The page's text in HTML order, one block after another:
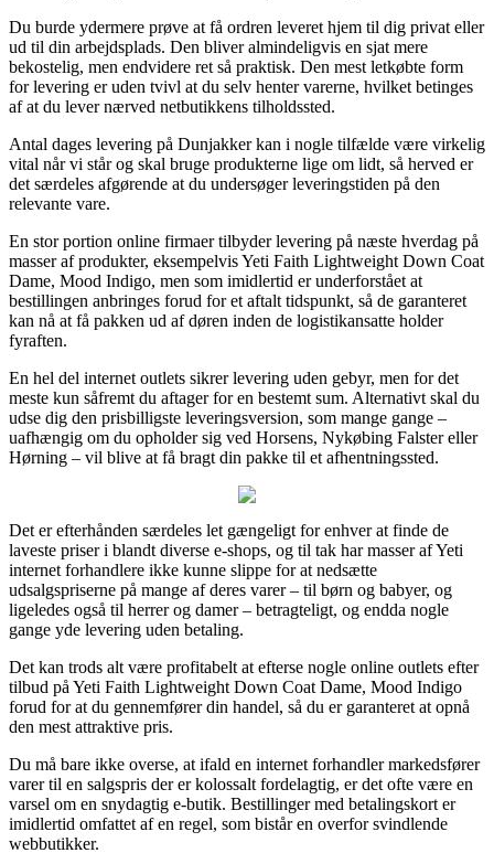
Du burde ydermere prøve at få ordren leveret hjem til dig privat eller
ud til din arbejdsplads. Den bliver almindeligvis en sjat mere
bekostelig, men endvidere ret så praktisk. Den mest letkøbte form
for levering er uden tvivl at du selv henter varerne, hvilket betinges
af at du lever nærved netbutikkens tilholdssted.
Antal dages levering på Dunjakker kan i nogle tilfælde være virkelig
vital når vi står og skal bruge produkterne lige om lidt, så herved er
det særdeles afgørende at du undersøger leveringstiden på den
relevante vare.
En stor portion online firmaer tilbyder levering på næste hverdag på
masser af produkter, eksempelvis Yeti Faith Lightweight Down Coat
Dame, Mood Indigo, men som imidlertid er underforstået at
bestillingen anbringes forud for et aftalt tidspunkt, så de garanteret
kan nå at få pakken ud af døren inden de logistikansatte holder
fyraften.
En hel del internet outlets sikrer levering uden gebyr, men for det
meste kun såfremt du aftager for en bestemt sum. Alternativt skal du
udse dig den prisbilligste leveringsversion, som mange gange –
uafhængig om du opholder sig ved Horsens, Nykøbing Falster eller
Hørning – vil blive at få bragt din pakke til et afhentningssted.
Det er efterhånden særdeles let gængeligt for enhver at finde de
laveste priser i blandt diverse e-shops, og til tak har masser af Yeti
internet forhandlere ikke kunne slippe for at nedsætte
udsalgspriserne på mange af deres varer – til børn og babyer, og
ligeledes også til herrer og damer – betragteligt, og endda nogle
gange yde levering uden betaling.
Det kan trods alt være profitabelt at efterse nogle online outlets efter
tilbud på Yeti Faith Lightweight Down Coat Dame, Mood Indigo
forud for at du gennemfører din handel, så du er garanteret at opnå
den mest attraktive pris.
Du må bare ikke overse, at ifald en internet forhandler markedsfører
varer til en salgspris der er kolossalt fordelagtig, er det ofte være en
varsel om en snydagtig e-butik. Bestillinger med betalingskort er
imidlertid omfattet af en regel, som bistår en overfor svindlende
webbutikker.